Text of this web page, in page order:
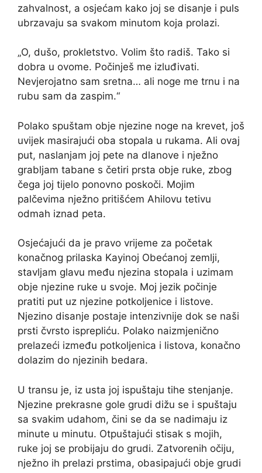
zahvalnost, a osjećam kako joj se disanje i puls
ubrzavaju sa svakom minutom koja prolazi.
„O, dušo, prokletstvo. Volim što radiš. Tako si
dobra u ovome. Počinješ me izluđivati.
Nevjerojatno sam sretna… ali noge me trnu i na
rubu sam da zaspim.“
Polako spuštam obje njezine noge na krevet, još
uvijek masirajući oba stopala u rukama. Ali ovaj
put, naslanjam joj pete na dlanove i nježno
grabljam tabane s četiri prsta obje ruke, zbog
čega joj tijelo ponovno poskoči. Mojim
palčevima nježno pritišćem Ahilovu tetivu
odmah iznad peta.
Osjećajući da je pravo vrijeme za početak
konačnog prilaska Kayinoj Obećanoj zemlji,
stavljam glavu među njezina stopala i uzimam
obje njezine ruke u svoje. Moj jezik počinje
pratiti put uz njezine potkoljenice i listove.
Njezino disanje postaje intenzivnije dok se naši
prsti čvrsto isprepliću. Polako naizmjenično
prelazeći između potkoljenica i listova, konačno
dolazim do njezinih bedara.
U transu je, iz usta joj ispuštaju tihe stenjanje.
Njezine prekrasne gole grudi dižu se i spuštaju
sa svakim udahom, čini se da se nadimaju iz
minute u minutu. Otpuštajući stisak s mojih,
ruke joj se probijaju do grudi. Zatvorenih očiju,
nježno ih prelazi prstima, obasipajući obje grudi